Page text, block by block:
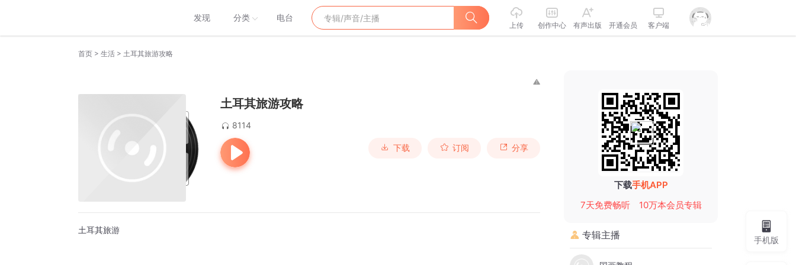
发现 分类 电台
上传 创作中心 有声出版 开通会员 客户端
首页 > 生活 > 土耳其旅游攻略
土耳其旅游攻略
8114
下载 订阅 分享
土耳其旅游
下载手机APP
7天免费畅听
10万本会员专辑
专辑主播 手机版